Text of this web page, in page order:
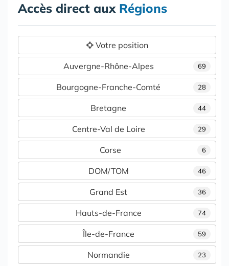
Accès direct aux Régions
Votre position
69
Auvergne-Rhône-Alpes
28
Bourgogne-Franche-Comté
44
Bretagne
29
Centre-Val de Loire
6
Corse
46
DOM/TOM
36
Grand Est
74
Hauts-de-France
59
Île-de-France
23
Normandie